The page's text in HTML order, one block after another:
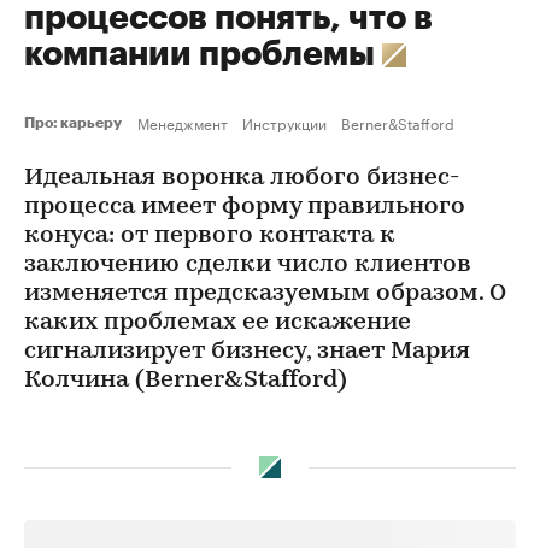
процессов понять, что в
компании проблемы
Про: карьеру Менеджмент Инструкции Berner&Stafford
Идеальная воронка любого бизнес-
процесса имеет форму правильного
конуса: от первого контакта к
заключению сделки число клиентов
изменяется предсказуемым образом. О
каких проблемах ее искажение
сигнализирует бизнесу, знает Мария
Колчина (Berner&Stafford)